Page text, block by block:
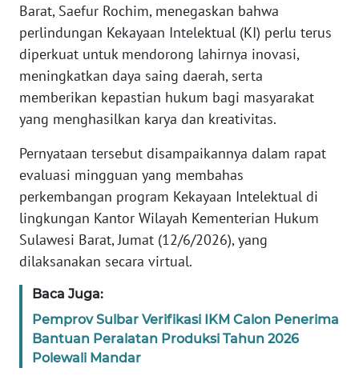
Barat, Saefur Rochim, menegaskan bahwa
perlindungan Kekayaan Intelektual (KI) perlu terus
diperkuat untuk mendorong lahirnya inovasi,
meningkatkan daya saing daerah, serta
memberikan kepastian hukum bagi masyarakat
yang menghasilkan karya dan kreativitas.
Pernyataan tersebut disampaikannya dalam rapat
evaluasi mingguan yang membahas
perkembangan program Kekayaan Intelektual di
lingkungan Kantor Wilayah Kementerian Hukum
Sulawesi Barat, Jumat (12/6/2026), yang
dilaksanakan secara virtual.
Baca Juga:
Pemprov Sulbar Verifikasi IKM Calon Penerima
Bantuan Peralatan Produksi Tahun 2026
Polewali Mandar
REDAKSI
KARIR
DISCLAIMER
Wahana
News
Regional
WN
SUMUT
JAKARTA
WN
JABAR